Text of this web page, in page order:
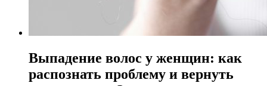
Выпадение волос у женщин: как
распознать проблему и вернуть